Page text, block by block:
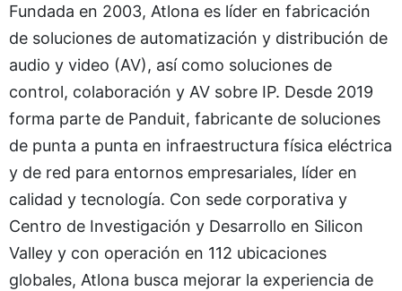
Fundada en 2003, Atlona es líder en fabricación
de soluciones de automatización y distribución de
audio y video (AV), así como soluciones de
control, colaboración y AV sobre IP. Desde 2019
forma parte de Panduit, fabricante de soluciones
de punta a punta en infraestructura física eléctrica
y de red para entornos empresariales, líder en
calidad y tecnología. Con sede corporativa y
Centro de Investigación y Desarrollo en Silicon
Valley y con operación en 112 ubicaciones
globales, Atlona busca mejorar la experiencia de